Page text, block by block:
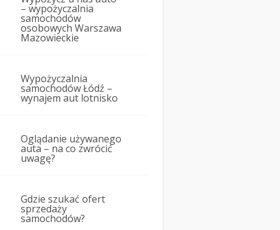
– wypożyczalnia
samochodów
osobowych Warszawa
Mazowieckie
Wypożyczalnia
samochodów Łódź –
wynajem aut lotnisko
Oglądanie używanego
auta – na co zwrócić
uwagę?
Gdzie szukać ofert
sprzedaży
samochodów?